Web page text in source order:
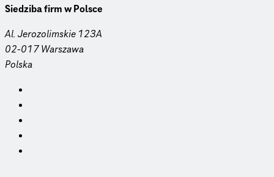
Siedziba firm w Polsce
Al. Jerozolimskie 123A
02-017 Warszawa
Polska